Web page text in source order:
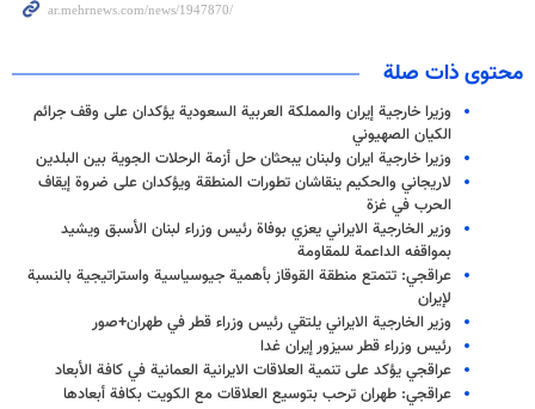
محتوى ذات صلة
وزيرا خارجية إيران والمملكة العربية السعودية يؤكدان على وقف جرائم
الكيان الصهيوني
وزيرا خارجية ايران ولبنان يبحثان حل أزمة الرحلات الجوية بين البلدين
لاريجاني والحكيم ينقاشان تطورات المنطقة ويؤكدان على ضروة إيقاف
الحرب في غزة
وزير الخارجية الايراني يعزي بوفاة رئيس وزراء لبنان الأسبق ويشيد
بمواقفه الداعمة للمقاومة
عراقجي: تتمتع منطقة القوقاز بأهمية جيوسياسية واستراتيجية بالنسبة
لإيران
وزير الخارجية الايراني يلتقي رئيس وزراء قطر في طهران+صور
رئيس وزراء قطر سيزور إيران غدا
عراقجي يؤكد على تنمية العلاقات الايرانية العمانية في كافة الأبعاد
عراقجي: طهران ترحب بتوسيع العلاقات مع الكويت بكافة أبعادها